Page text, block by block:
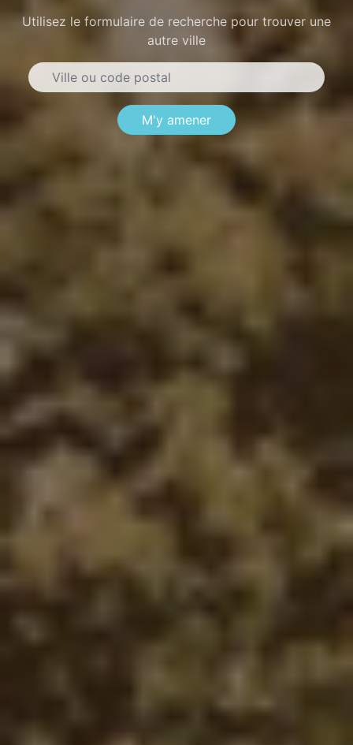
Utilisez le formulaire de recherche pour trouver une
autre ville
M'y amener